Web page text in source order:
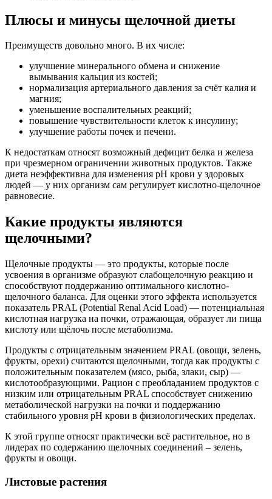
Плюсы и минусы щелочной диеты
Преимуществ довольно много. В их числе:
улучшение минерального обмена и снижение
вымывания кальция из костей;
нормализация артериального давления за счёт калия и
магния;
уменьшение воспалительных реакций;
повышение чувствительности клеток к инсулину;
улучшение работы почек и печени.
К недостаткам относят возможный дефицит белка и железа
при чрезмерном ограничении животных продуктов. Также
диета неэффективна для изменения pH крови у здоровых
людей — у них организм сам регулирует кислотно-щелочное
равновесие.
Какие продукты являются
щелочными?
Щелочные продукты — это продукты, которые после
усвоения в организме образуют слабощелочную реакцию и
способствуют поддержанию оптимального кислотно-
щелочного баланса. Для оценки этого эффекта используется
показатель PRAL (Potential Renal Acid Load) — потенциальная
кислотная нагрузка на почки, отражающая, образует ли пища
кислоту или щёлочь после метаболизма.
Продукты с отрицательным значением PRAL (овощи, зелень,
фрукты, орехи) считаются щелочными, тогда как продукты с
положительным показателем (мясо, рыба, злаки, сыр) —
кислотообразующими. Рацион с преобладанием продуктов с
низким или отрицательным PRAL способствует снижению
метаболической нагрузки на почки и поддержанию
стабильного уровня рН крови в физиологических пределах.
К этой группе относят практически всё растительное, но в
лидерах по содержанию щелочных соединений – зелень,
фрукты и овощи.
Листовые растения